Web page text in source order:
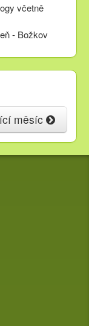
včetně
- Božkov
měsíc